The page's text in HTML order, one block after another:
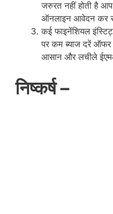
जरुरत नहीं होती है
ऑनलाइन आवेदन कर
कई फाइनेंशियल
पर कम ब्याज दरें
आसान और लचीले
निष्कर्ष –